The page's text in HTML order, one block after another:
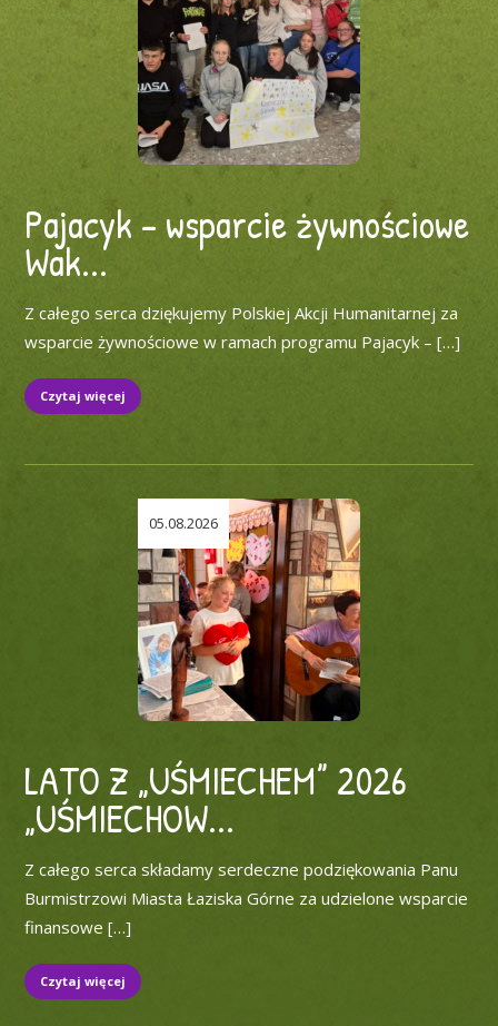
Pajacyk – wsparcie żywnościowe
Wak...
Z całego serca dziękujemy Polskiej Akcji Humanitarnej za
wsparcie żywnościowe w ramach programu Pajacyk – […]
Czytaj więcej
05.08.2026
LATO Z „UŚMIECHEM” 2026
„UŚMIECHOW...
Z całego serca składamy serdeczne podziękowania Panu
Burmistrzowi Miasta Łaziska Górne za udzielone wsparcie
finansowe […]
Czytaj więcej